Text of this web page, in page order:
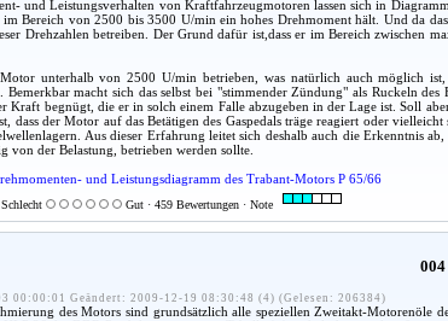
und Leistungsverhalten von Kraftfahrzeugmotoren lassen sich in
Bereich von 2500 bis 3500 U/min ein hohes Drehmoment hält. Und da
Drehzahlen betreiben. Der Grund dafür ist,dass er im Bereich zwischen
unterhalb von 2500 U/min betrieben, was natürlich auch möglich
Bemerkbar macht sich das selbst bei "stimmender Zündung" als Ruckeln
Kraft begnügt, die er in solch einem Falle abzugeben in der Lage ist. Soll
dass der Motor auf das Betätigen des Gaspedals träge reagiert oder
Aus dieser Erfahrung leitet sich deshalb auch die Erkenntnis
von der Belastung, betrieben werden sollte.
und Leistungsdiagramm des Trabant-Motors P 65/66
Gut · 459 Bewertungen · Note
00:00:01 Geändert: 2009-12-19 08:30:48 (4) (Gelesen: 206384)
des Motors sind grundsätzlich alle speziellen Zweitakt-Motorenöle